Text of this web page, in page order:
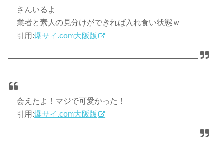
さんいるよ
業者と素人の見分けができれば入れ食い状態ｗ
引用:爆サイ.com大阪版
会えたよ！マジで可愛かった！
引用:爆サイ.com大阪版